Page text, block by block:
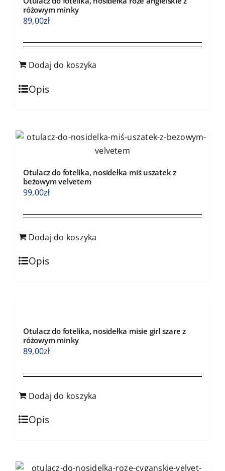
różowym minky
89,00zł
Dodaj do koszyka
Opis
Otulacz do fotelika, nosidełka miś uszatek z
beżowym velvetem
99,00zł
Dodaj do koszyka
Opis
Otulacz do fotelika, nosidełka misie girl szare z
różowym minky
89,00zł
Dodaj do koszyka
Opis